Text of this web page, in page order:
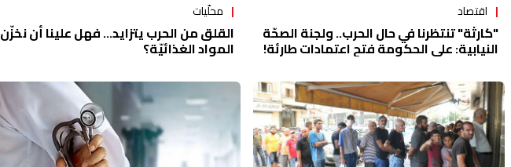
اقتصاد
"كارثة" تنتظرنا في حال الحرب.. ولجنة الصحّة
النيابية: على الحكومة فتح اعتمادات طارئة!
محلّيات
القلق من الحرب يتزايد… فهل علينا أن نخزّن
المواد الغذائيّة؟